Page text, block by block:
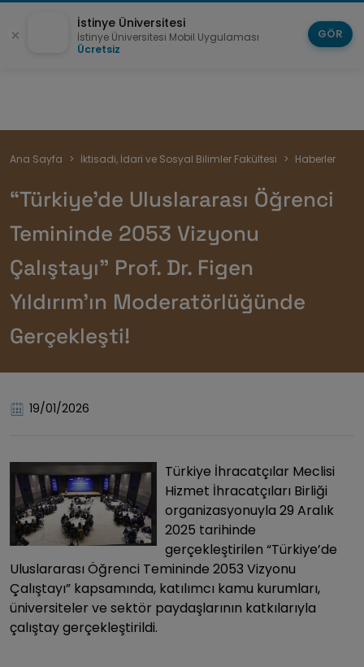
Sayfa
Ana Sayfa İktisadi, İdari ve Sosyal Bilimler Fakültesi Haberler
“Türkiye’de Uluslararası Öğrenci
Temininde 2053 Vizyonu
Çalıştayı” Prof. Dr. Figen
Yıldırım'ın Moderatörlüğünde
Gerçekleşti!
19/01/2026
Türkiye İhracatçılar Meclisi
Hizmet İhracatçıları Birliği
organizasyonuyla 29 Aralık
2025 tarihinde
gerçekleştirilen “Türkiye’de
Uluslararası Öğrenci Temininde 2053 Vizyonu
Çalıştayı” kapsamında, katılımcı kamu kurumları,
üniversiteler ve sektör paydaşlarının katkılarıyla
çalıştay gerçekleştirildi.
İstinye Üniversitesi
İstinye Üniversitesi Mobil Uygulaması
Ücretsiz
GÖR